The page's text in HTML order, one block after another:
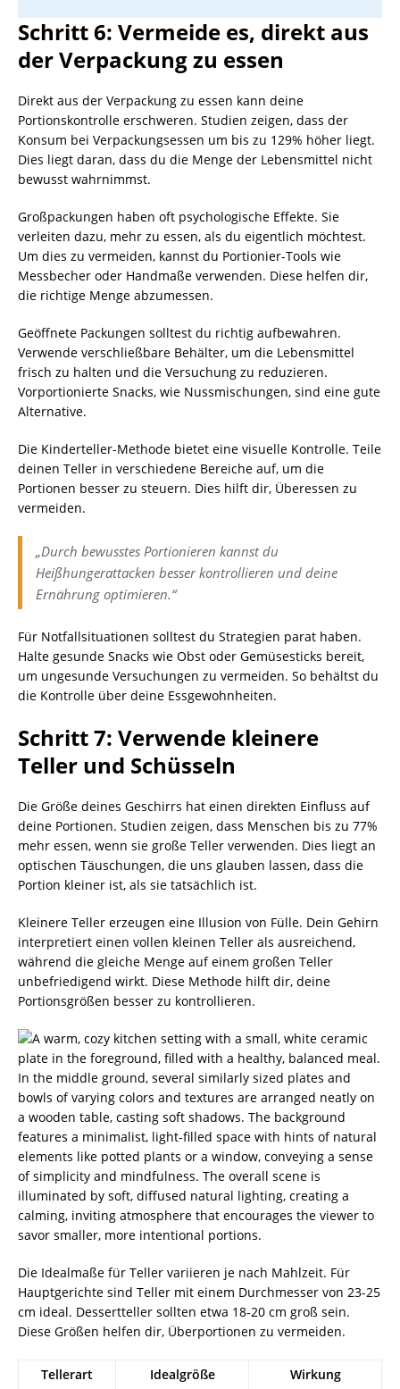
Schritt 6: Vermeide es, direkt aus
der Verpackung zu essen
Direkt aus der Verpackung zu essen kann deine
Portionskontrolle erschweren. Studien zeigen, dass der
Konsum bei Verpackungsessen um bis zu 129% höher liegt.
Dies liegt daran, dass du die Menge der Lebensmittel nicht
bewusst wahrnimmst.
Großpackungen haben oft psychologische Effekte. Sie
verleiten dazu, mehr zu essen, als du eigentlich möchtest.
Um dies zu vermeiden, kannst du Portionier-Tools wie
Messbecher oder Handmaße verwenden. Diese helfen dir,
die richtige Menge abzumessen.
Geöffnete Packungen solltest du richtig aufbewahren.
Verwende verschließbare Behälter, um die Lebensmittel
frisch zu halten und die Versuchung zu reduzieren.
Vorportionierte Snacks, wie Nussmischungen, sind eine gute
Alternative.
Die Kinderteller-Methode bietet eine visuelle Kontrolle. Teile
deinen Teller in verschiedene Bereiche auf, um die
Portionen besser zu steuern. Dies hilft dir, Überessen zu
vermeiden.
„Durch bewusstes Portionieren kannst du
Heißhungerattacken besser kontrollieren und deine
Ernährung optimieren.“
Für Notfallsituationen solltest du Strategien parat haben.
Halte gesunde Snacks wie Obst oder Gemüsesticks bereit,
um ungesunde Versuchungen zu vermeiden. So behältst du
die Kontrolle über deine Essgewohnheiten.
Schritt 7: Verwende kleinere
Teller und Schüsseln
Die Größe deines Geschirrs hat einen direkten Einfluss auf
deine Portionen. Studien zeigen, dass Menschen bis zu 77%
mehr essen, wenn sie große Teller verwenden. Dies liegt an
optischen Täuschungen, die uns glauben lassen, dass die
Portion kleiner ist, als sie tatsächlich ist.
Kleinere Teller erzeugen eine Illusion von Fülle. Dein Gehirn
interpretiert einen vollen kleinen Teller als ausreichend,
während die gleiche Menge auf einem großen Teller
unbefriedigend wirkt. Diese Methode hilft dir, deine
Portionsgrößen besser zu kontrollieren.
Die Idealmaße für Teller variieren je nach Mahlzeit. Für
Hauptgerichte sind Teller mit einem Durchmesser von 23-25
cm ideal. Dessertteller sollten etwa 18-20 cm groß sein.
Diese Größen helfen dir, Überportionen zu vermeiden.
Tellerart
Idealgröße
Wirkung